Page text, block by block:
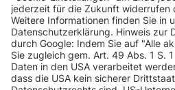
INFORMATIONEN
KUNDENSERVICE